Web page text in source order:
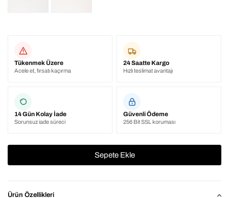
Tükenmek Üzere
Acele et, fırsatı kaçırma
24 Saatte Kargo
Hızlı teslimat avantajı
14 Gün Kolay İade
Sorunsuz iade süreci
Güvenli Ödeme
256 Bit SSL koruması
Ürün Özellikleri